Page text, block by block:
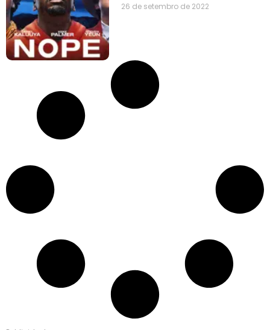
26 de setembro de 2022